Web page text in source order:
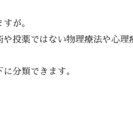
が。
や投薬ではない物理療法や心理
分類できます。